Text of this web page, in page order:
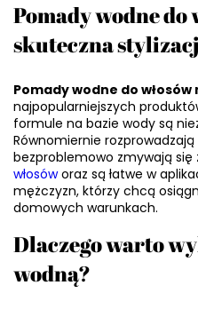
Pomady wodne do
skuteczna
Pomady wodne do włosów
najpopularniejszych
formule na bazie wody są
Równomiernie rozprowadzają
bezproblemowo zmywają się
włosóworaz są łatwe w
mężczyzn, którzy chcą
domowych warunkach.
Dlaczego warto
wodną?